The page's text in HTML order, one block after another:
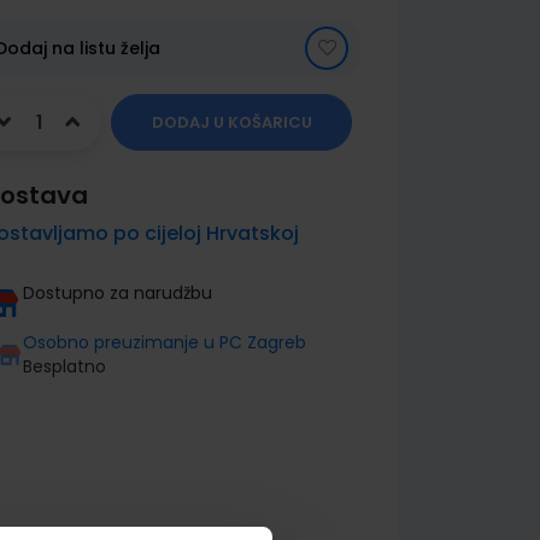
na listu želja
DODAJ U KOŠARICU
po cijeloj Hrvatskoj
Dostupno za narudžbu
Osobno preuzimanje u PC Zagreb
Besplatno